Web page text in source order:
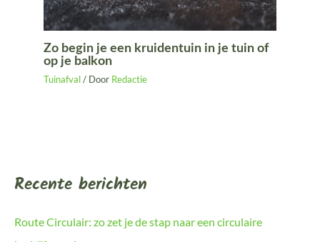
Zo begin je een kruidentuin in je tuin of
op je balkon
Tuinafval/ Door Redactie
Recente berichten
Route Circulair: zo zet je de stap naar een circulaire